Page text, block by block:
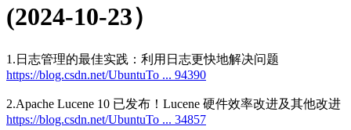
(2024-10-23）
1.日志管理的最佳实践：利用日志更快地解决问题
https://blog.csdn.net/UbuntuTo ... 94390
2.Apache Lucene 10 已发布！Lucene 硬件效率改进及其他改进
https://blog.csdn.net/UbuntuTo ... 34857